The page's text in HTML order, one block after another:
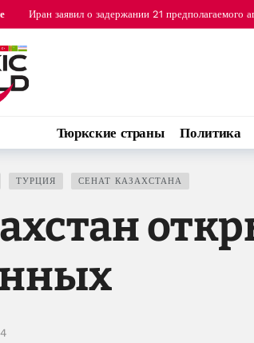
Тюркские страны Политика
ТУРЦИЯ СЕНАТ КАЗАХСТАНА